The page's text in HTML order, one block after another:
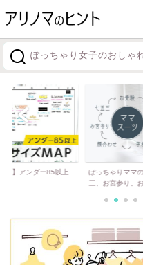
ぽっちゃり女子のおしゃ
見】アンダー85以上
ぽっちゃりママ
三、お宮参り、お